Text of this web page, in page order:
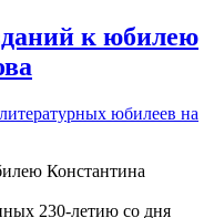
к юбилею
юбилеев на
230-летию со дня